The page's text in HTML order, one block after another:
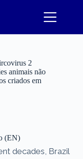
2
animais não
criados em
(EN)
decades, Brazil